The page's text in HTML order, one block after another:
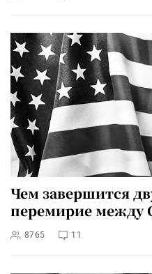
Чем завершится
перемирие между
8765 11